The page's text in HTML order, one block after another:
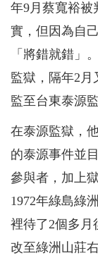
年9月蔡寬裕被
實，但因為自
「將錯就錯」
監獄，隔年2月
監至台東泰源監
在泰源監獄，
的泰源事件並
參與者，加上
1972年綠島綠
裡待了2個多月
改至綠洲山莊